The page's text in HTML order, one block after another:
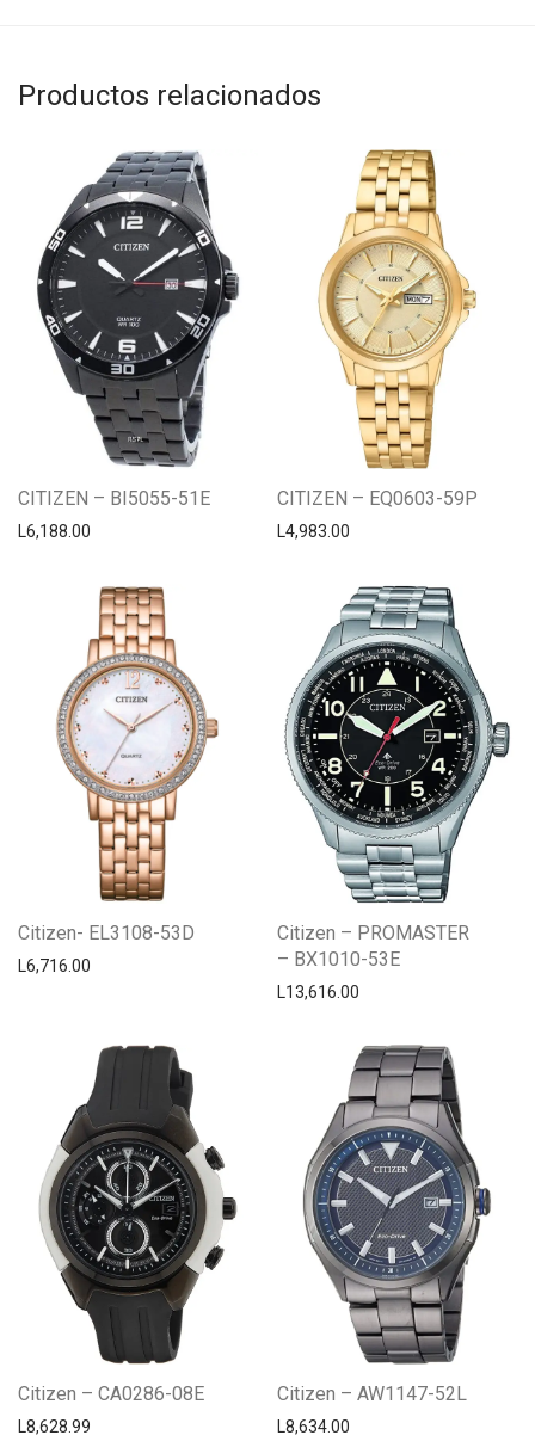
Productos relacionados
CITIZEN – BI5055-51E
L6,188.00
CITIZEN – EQ0603-59P
L4,983.00
Citizen- EL3108-53D
L6,716.00
Citizen – PROMASTER
– BX1010-53E
L13,616.00
Citizen – CA0286-08E
L8,628.99
Citizen – AW1147-52L
L8,634.00